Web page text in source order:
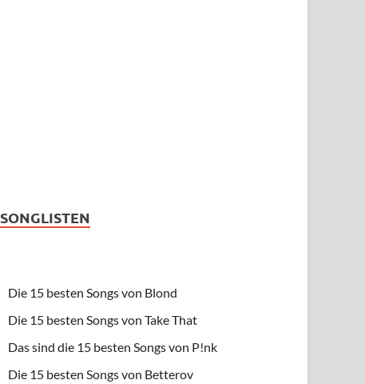
SONGLISTEN
Die 15 besten Songs von Blond
Die 15 besten Songs von Take That
Das sind die 15 besten Songs von P!nk
Die 15 besten Songs von Betterov